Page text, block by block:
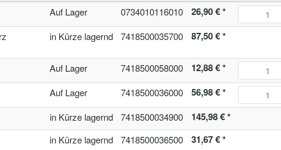
Auf Lager 0734010116010 26,90 € *
in Kürze lagernd 7418500035700 87,50 € *
Auf Lager 7418500058000 12,88 € *
Auf Lager 7418500036000 56,98 € *
in Kürze lagernd 7418500034900 145,98 € *
in Kürze lagernd 7418500036500 31,67 € *